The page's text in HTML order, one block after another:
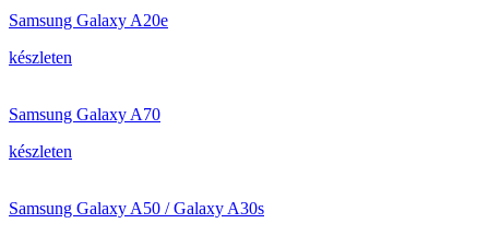
Samsung Galaxy A20e
készleten
Samsung Galaxy A70
készleten
Samsung Galaxy A50 / Galaxy A30s